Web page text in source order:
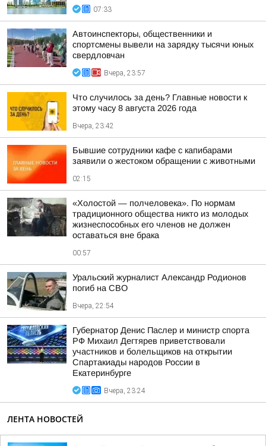
07:33
Автоинспекторы, общественники и
спортсмены вывели на зарядку тысячи юных
свердловчан
Вчера, 23:57
Что случилось за день? Главные новости к
этому часу 8 августа 2026 года
Вчера, 23:42
Бывшие сотрудники кафе с капибарами
заявили о жестоком обращении с животными
02:15
«Холостой — полчеловека». По нормам
традиционного общества никто из молодых
жизнеспособных его членов не должен
оставаться вне брака
00:57
Уральский журналист Александр Родионов
погиб на СВО
Вчера, 22:54
Губернатор Денис Паслер и министр спорта
РФ Михаил Дегтярев приветствовали
участников и болельщиков на открытии
Спартакиады народов России в
Екатеринбурге
Вчера, 23:24
ЛЕНТА НОВОСТЕЙ